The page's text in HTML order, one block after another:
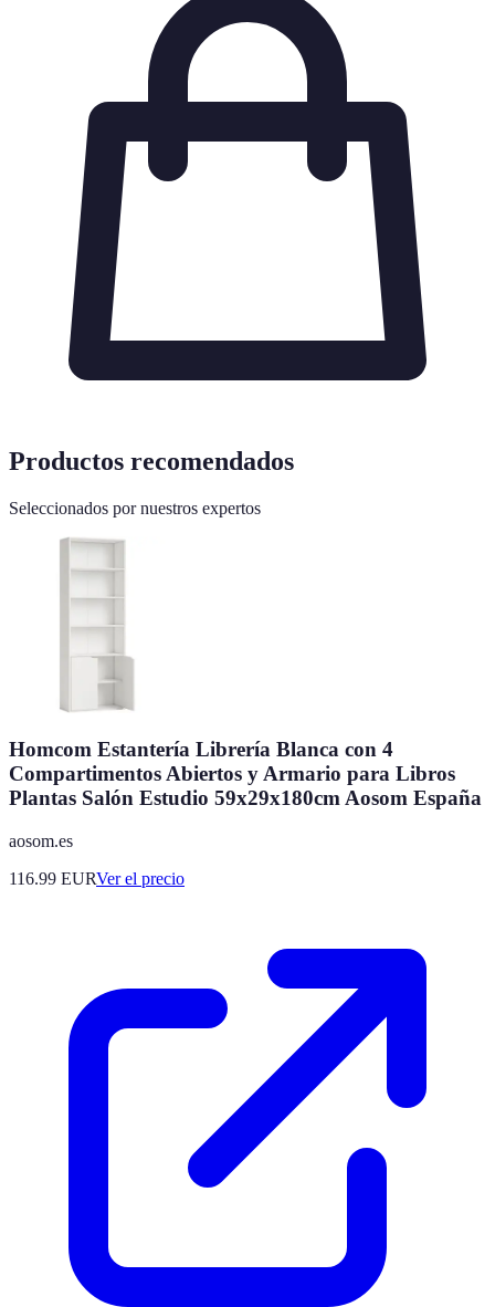
Productos recomendados
Seleccionados por nuestros expertos
Homcom Estantería Librería Blanca con 4
Compartimentos Abiertos y Armario para Libros
Plantas Salón Estudio 59x29x180cm Aosom España
aosom.es
116.99 EURVer el precio